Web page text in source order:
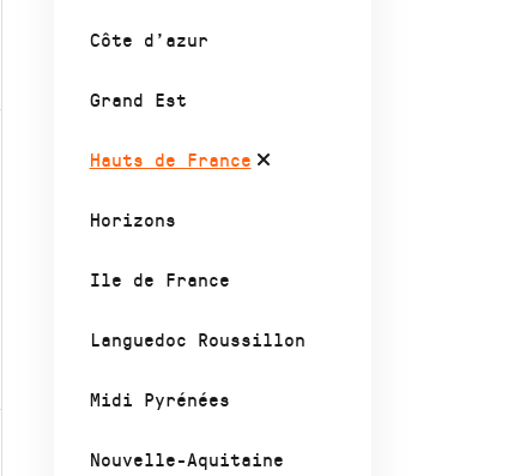
Côte d’azur
Grand Est
Hauts de France
Horizons
Ile de France
Languedoc Roussillon
Midi Pyrénées
Nouvelle-Aquitaine